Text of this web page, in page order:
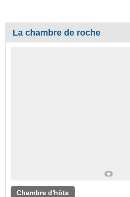
La chambre de roche
Chambre d'hôte